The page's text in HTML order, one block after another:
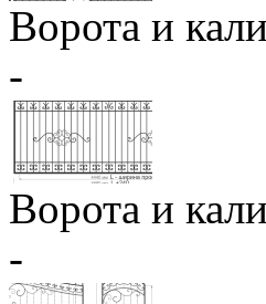
Ворота и
-
Ворота и
-